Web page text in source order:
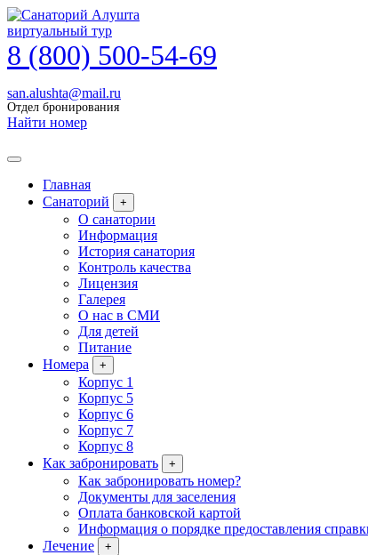
виртуальный тур
8 (800) 500-54-69
san.alushta@mail.ru
Отдел бронирования
Найти номер
Главная
Санаторий
+
О санатории
Информация
История санатория
Контроль качества
Лицензия
Галерея
О нас в СМИ
Для детей
Питание
Номера
+
Корпус 1
Корпус 5
Корпус 6
Корпус 7
Корпус 8
Как забронировать
+
Как забронировать номер?
Документы для заселения
Оплата банковской картой
Информация о порядке предоставления
Лечение
+